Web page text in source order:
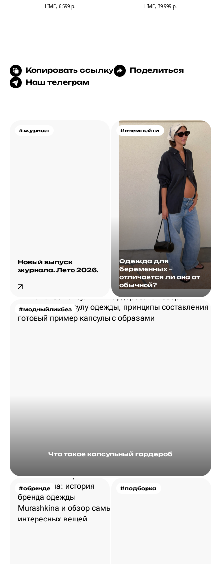
LIME, 6 599 р. LIME, 39 999 р.
Копировать ссылку
Поделиться
Наш телеграм
#журнал
Новый выпуск
журнала. Лето 2026.
#вчемпойти
Одежда для
беременных –
отличается ли она от
обычной?
#модныйликбез
Что такое капсульный гардероб
#обренде #подборка